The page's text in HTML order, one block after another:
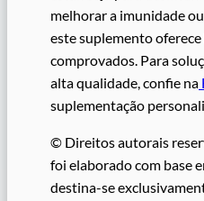
melhorar a imunidade
este suplemento
comprovados. Para
alta qualidade, confie na
suplementação
© Direitos autorais
foi elaborado com base
destina-se